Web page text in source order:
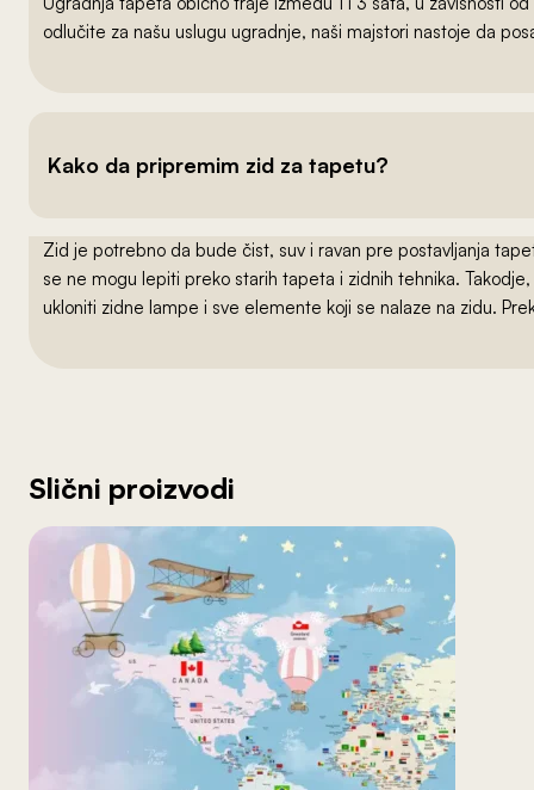
odlučite za našu uslugu ugradnje, naši majstori nastoje da
Kako da pripremim zid za tapetu?
Zid je potrebno da bude čist, suv i ravan pre postavljanja
se ne mogu lepiti preko starih tapeta i zidnih tehnika.
ukloniti zidne lampe i sve elemente koji se nalaze na zidu.
Slični proizvodi